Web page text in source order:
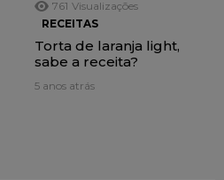
761 Visualizações
RECEITAS
Torta de laranja light,
sabe a receita?
5 anos atrás